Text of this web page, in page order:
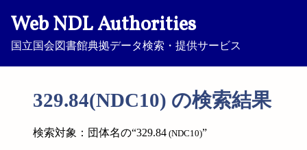
Web NDL Authorities
国立国会図書館典拠データ検索・提供サービス
329.84(NDC10) の検索結果
検索対象：団体名の“329.84 (NDC10)”